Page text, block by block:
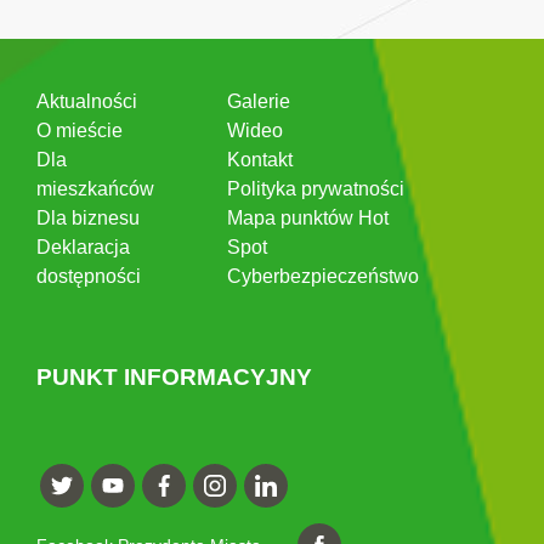
Aktualności
O mieście
Dla
mieszkańców
Dla biznesu
Deklaracja
dostępności
Galerie
Wideo
Kontakt
Polityka prywatności
Mapa punktów Hot
Spot
Cyberbezpieczeństwo
PUNKT INFORMACYJNY